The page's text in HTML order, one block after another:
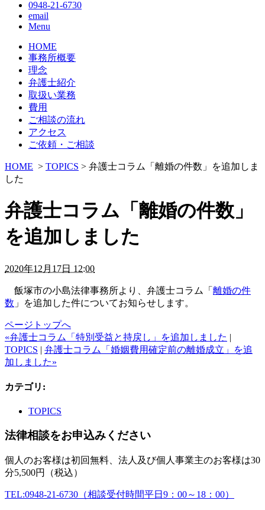
0948-21-6730
email
Menu
HOME
事務所概要
理念
弁護士紹介
取扱い業務
費用
ご相談の流れ
アクセス
ご依頼・ご相談
HOME > TOPICS > 弁護士コラム「離婚の件数」を追加しま
した
弁護士コラム「離婚の件数」
を追加しました
2020年12月17日 12:00
飯塚市の小島法律事務所より、弁護士コラム「 離婚の件
数 」を追加した件についてお知らせします。
ページトップへ
«弁護士コラム「特別受益と持戻し」を追加しました |
TOPICS | 弁護士コラム「婚姻費用確定前の離婚成立」を追
加しました»
カテゴリ :
TOPICS
法律相談をお申込みください
個人のお客様は初回無料、法人及び個人事業主のお客様は30
分5,500円（税込）
TEL:0948-21-6730（相談受付時間平日9：00～18：00）